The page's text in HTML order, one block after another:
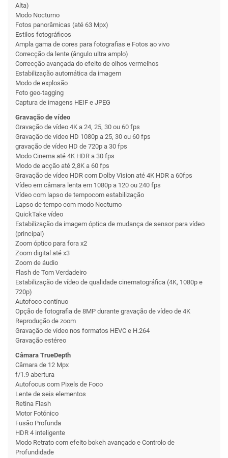
Alta)
Modo Nocturno
Fotos panorâmicas (até 63 Mpx)
Estilos fotográficos
Ampla gama de cores para fotografias e Fotos ao vivo
Correcção da lente (ângulo ultra amplo)
Correcção avançada do efeito de olhos vermelhos
Estabilização automática da imagem
Modo de explosão
Foto geo-tagging
Captura de imagens HEIF e JPEG
Gravação de vídeo
Gravação de vídeo 4K a 24, 25, 30 ou 60 fps
Gravação de vídeo HD 1080p a 25, 30 ou 60 fps
gravação de vídeo HD de 720p a 30 fps
Modo Cinema até 4K HDR a 30 fps
Modo de acção até 2,8K a 60 fps
Gravação de vídeo HDR com Dolby Vision até 4K HDR a 60fps
Vídeo em câmara lenta em 1080p a 120 ou 240 fps
Vídeo com lapso de tempocom estabilização
Lapso de tempo com modo Nocturno
QuickTake vídeo
Estabilização da imagem óptica de mudança de sensor para vídeo
(principal)
Zoom óptico para fora x2
Zoom digital até x3
Zoom de áudio
Flash de Tom Verdadeiro
Estabilização de vídeo de qualidade cinematográfica (4K, 1080p e
720p)
Autofoco contínuo
Opção de fotografia de 8MP durante gravação de vídeo de 4K
Reprodução de zoom
Gravação de vídeo nos formatos HEVC e H.264
Gravação estéreo
Câmara TrueDepth
Câmara de 12 Mpx
f/1.9 abertura
Autofocus com Pixels de Foco
Lente de seis elementos
Retina Flash
Motor Fotónico
Fusão Profunda
HDR 4 inteligente
Modo Retrato com efeito bokeh avançado e Controlo de
Profundidade